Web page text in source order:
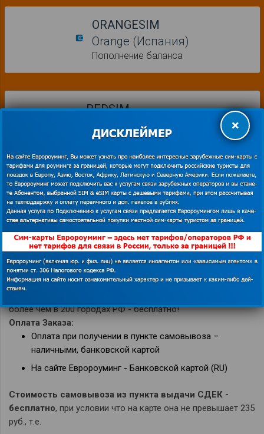
account_balance_wallet
ORANGESIM
Orange (Испания)
Пополнение баланса
REDSIM
Vodafone (Испания)
Пополнение баланса
ПУНКТЫ ВЫДАЧИ СИМ-КАРТ
ЕВРОРОУМИНГ
более чем в 200 городах РФ - бесплатно!
Оплата Заказа:
Оплата при получении в пункте самовывоза –
наличными, банковской картой
На сайте Евророуминг - Банковской картой (RU)
Стоимость самовывоза из пункта выдачи СДЕК -
бесплатно, при условии что на карте она не превышает 235
руб., т.е.
×